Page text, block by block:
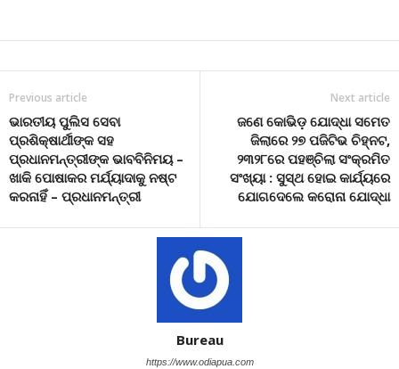
Previous article
ଭାରତୀୟ ପୁଲିସ ସେବା
ପ୍ରଶିକ୍ଷାର୍ଥୀଙ୍କ ସହ
ପ୍ରଧାନମନ୍ତ୍ରୀଙ୍କ ଭାବବିନିମୟ –
ଖାକି ପୋଷାକର ମର୍ଯ୍ୟାଦାକୁ ନଷ୍ଟ
କରନାହିଁ – ପ୍ରଧାନମନ୍ତ୍ରୀ
Next article
ଜଣେ କୋଭିଡ଼ ଯୋଦ୍ଧା ସମେତ
ଜିଲାରେ ୨୭ ପଜିଟିଭ ଚିହ୍ନଟ,
୨୩୨୮ରେ ପହଞ୍ଚିଲା ସଂକ୍ରମିତ
ସଂଖ୍ୟା : ସୁସ୍ଥ ହୋଇ କାର୍ଯ୍ୟରେ
ଯୋଗଦେଲେ କରୋନା ଯୋଦ୍ଧା
Bureau
https://www.odiapua.com